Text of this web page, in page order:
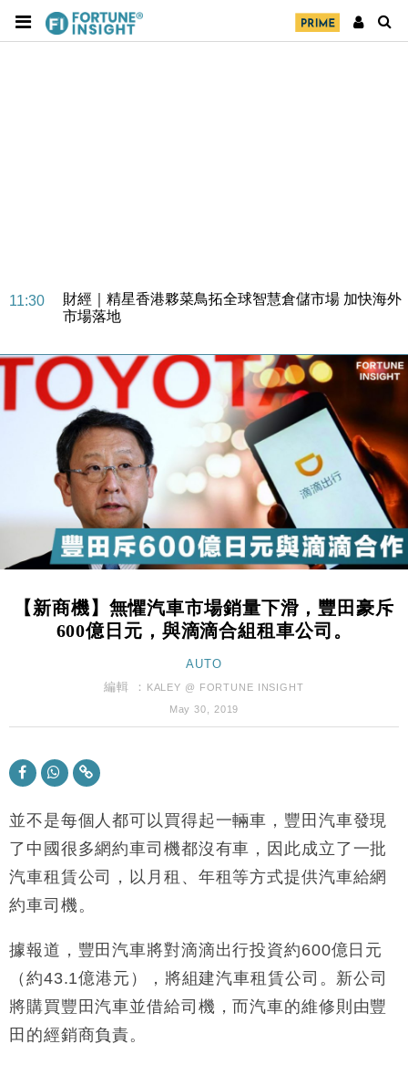
11:30
財經｜精星香港夥菜鳥拓全球智慧倉儲市場 加快海外
市場落地
東京半島
13:12
國際｜特朗普赴洛杉磯高球場活動前 男子攜槍彈被捕
財經｜香港7月PMI回落至51 企業擴張放慢兼縮減人
手
財經｜黑石傳再籌逾360億美元 支援Anthropic租用
Google晶片
財經｜美商務部擬擴大金屬關稅範圍 14類產品或加徵
25%
18:15
本地｜新世界K11 9月升級會員制度 增鉑金卡級別鎖
17:40
財經｜本港6月零售額連升14個月 珠寶鐘錶銷售升勢
最強
財經｜滙控重啟最多10億美元回購 派息比率目標維持
財經｜SA售股自救後再出手 斥4億美元押注未上市公
司
11:30
市場落地
東京半島
13:12
國際｜特朗普赴洛杉磯高球場活動前 男子攜槍彈被捕
12:30
手
11:40
Google晶片
10:57
財經｜美商務部擬擴大金屬關稅範圍 14類產品或加徵
25%
18:15
本地｜新世界K11 9月升級會員制度 增鉑金卡級別鎖
定高消費客群
【新商機】無懼汽車市場銷量下滑，豐田豪斥
600億日元，與滴滴合組租車公司。
AUTO
編輯 ：
KALEY @ FORTUNE INSIGHT
May 30, 2019
並不是每個人都可以買得起一輛車，豐田汽車發現
了中國很多網約車司機都沒有車，因此成立了一批
汽車租賃公司，以月租、年租等方式提供汽車給網
約車司機。
據報道，豐田汽車將對滴滴出行投資約600億日元
（約43.1億港元），將組建汽車租賃公司。新公司
將購買豐田汽車並借給司機，而汽車的維修則由豐
田的經銷商負責。